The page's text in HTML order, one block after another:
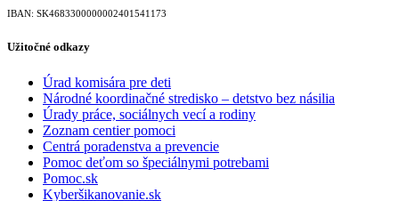
IBAN: SK46833000000­02401541173
Užitočné odkazy
Úrad komisára pre deti
Národné koordinačné stredisko – detstvo bez násilia
Úrady práce, sociálnych vecí a rodiny
Zoznam centier pomoci
Centrá poradenstva a prevencie
Pomoc deťom so špeciálnymi potrebami
Pomoc.sk
Kyberšikanovanie.sk